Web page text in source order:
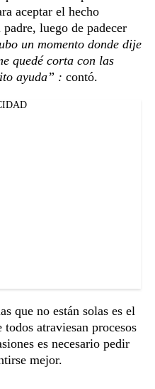
aceptar el hecho
luego de padecer
un momento donde dije
quedé corta con las
ayuda” : contó.
que no están solas es el
atraviesan procesos
es necesario pedir
mejor.